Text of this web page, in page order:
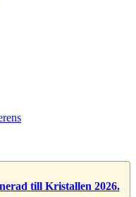
till Kristallen 2026.